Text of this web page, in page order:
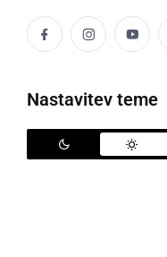
Nastavitev teme
Politika
Gospodarstvo
Narava